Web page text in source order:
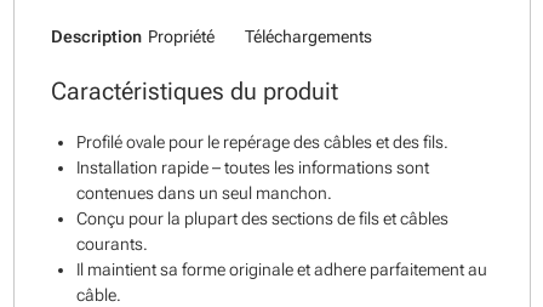
Description Propriété Téléchargements
Caractéristiques du produit
Profilé ovale pour le repérage des câbles et des fils.
Installation rapide – toutes les informations sont
contenues dans un seul manchon.
Conçu pour la plupart des sections de fils et câbles
courants.
Il maintient sa forme originale et adhere parfaitement au
câble.